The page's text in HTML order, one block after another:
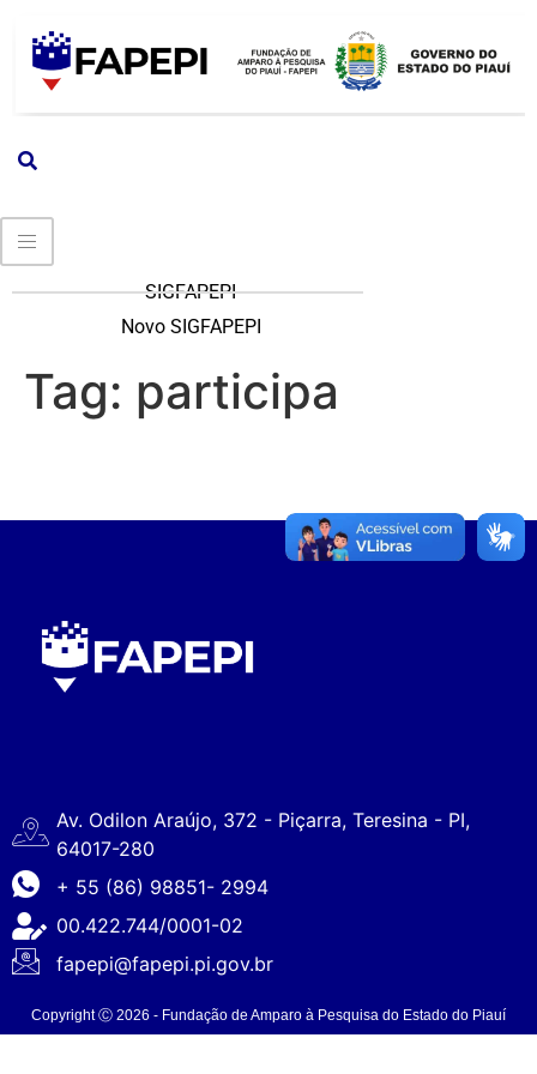
SIGFAPEPI
Novo SIGFAPEPI
Tag: participa
Av. Odilon Araújo, 372 - Piçarra, Teresina - PI,
64017-280
+ 55 (86) 98851- 2994
00.422.744/0001-02
fapepi@fapepi.pi.gov.br
Copyright Ⓒ 2026 - Fundação de Amparo à Pesquisa do Estado do Piauí